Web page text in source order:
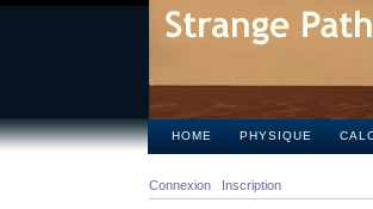
HOME PHYSIQUE
Connexion Inscription